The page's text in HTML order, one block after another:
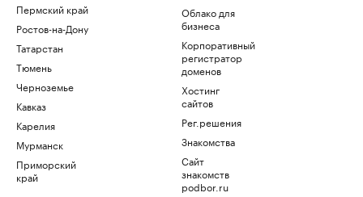
Пермский край
Ростов-на-Дону
Татарстан
Тюмень
Черноземье
Кавказ
Карелия
Мурманск
Приморский
край
Облако для
бизнеса
Корпоративный
регистратор
доменов
Хостинг
сайтов
Рег.решения
Знакомства
Сайт
знакомств
podbor.ru